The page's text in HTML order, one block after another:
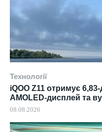
Технології
iQOO Z11 отримує
AMOLED-дисплей та
08.08.2026